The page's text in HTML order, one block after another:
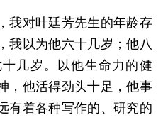
对叶廷芳先生的年龄存
我以为他六十几岁；他八
几岁。以他生命力的健
，他活得劲头十足，他事
有着各种写作的、研究的